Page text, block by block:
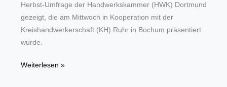
Herbst-Umfrage der Handwerkskammer (HWK) Dortmund
gezeigt, die am Mittwoch in Kooperation mit der
Kreishandwerkerschaft (KH) Ruhr in Bochum präsentiert
wurde.
Konjunktur
Weiterlesen »